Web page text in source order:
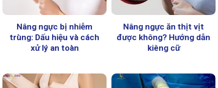
Nâng ngực bị nhiễm
trùng: Dấu hiệu và cách
xử lý an toàn
Nâng ngực ăn thịt vịt
được không? Hướng dẫn
kiêng cữ